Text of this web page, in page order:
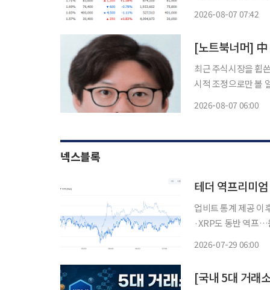
2026-08-07 07:42
[노트북너머]
최근 주식시장을 휩
시적 조정으로만 볼
2026-08-07 06:00
넥스블록
테더 역프리미
업비트 통계 제공 이
·XRP도 동반 역프
2026-07-29 06:00
[국내 5대 거래